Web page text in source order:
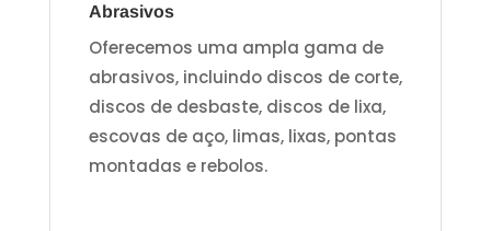
Abrasivos
Oferecemos uma ampla gama de
abrasivos, incluindo discos de corte,
discos de desbaste, discos de lixa,
escovas de aço, limas, lixas, pontas
montadas e rebolos.